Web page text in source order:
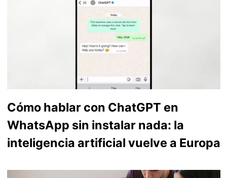
Cómo hablar con ChatGPT en
WhatsApp sin instalar nada: la
inteligencia artificial vuelve a Europa